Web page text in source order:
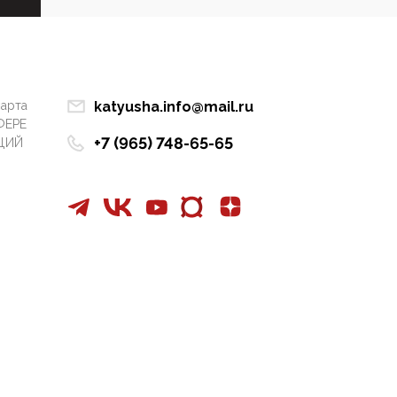
электорат феминисток
на битву с
мужчинами-«бабуинам
и»
05:08, 15 Мая 2026
Эзотерика,
katyusha.info@mail.ru
+7 (965) 748-65-65